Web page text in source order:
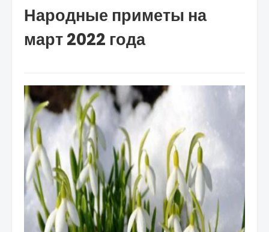
Народные приметы на
март 2022 года